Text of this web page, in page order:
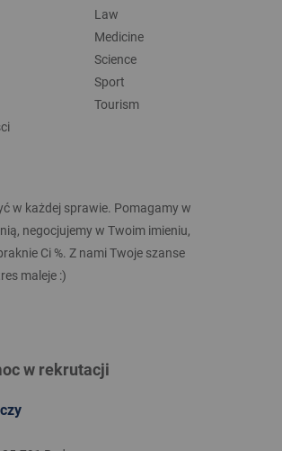
Law
Medicine
Science
Sport
Tourism
w każdej sprawie. Pomagamy w
negocjujemy w Twoim imieniu,
Ci %. Z nami Twoje szanse
maleje :)
w rekrutacji